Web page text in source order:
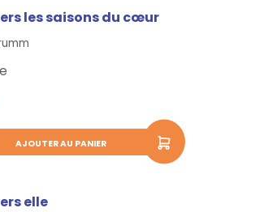
les saisons du cœur
AJOUTER AU PANIER
elle